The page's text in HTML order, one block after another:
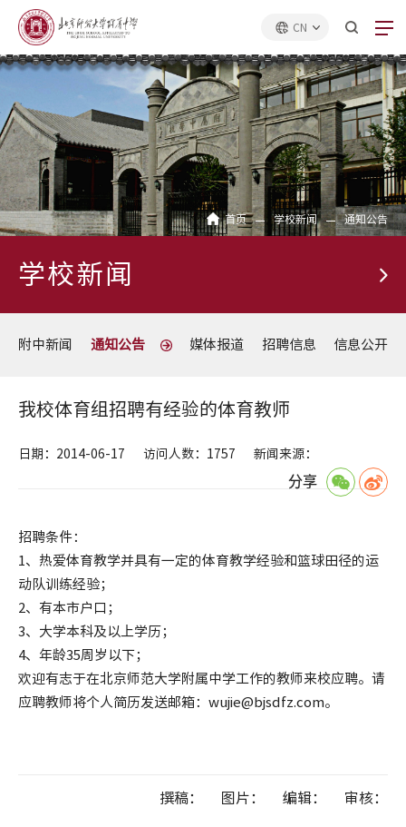
CN
首页 学校新闻 通知公告
学校新闻
附中新闻 通知公告 媒体报道 招聘信息 信息公开
我校体育组招聘有经验的体育教师
日期：2014-06-17 访问人数：1757 新闻来源：
分享
招聘条件：
1、热爱体育教学并具有一定的体育教学经验和篮球田径的运
动队训练经验；
2、有本市户口；
3、大学本科及以上学历；
4、年龄35周岁以下；
欢迎有志于在北京师范大学附属中学工作的教师来校应聘。请
应聘教师将个人简历发送邮箱：wujie@bjsdfz.com。
撰稿： 图片： 编辑： 审核：